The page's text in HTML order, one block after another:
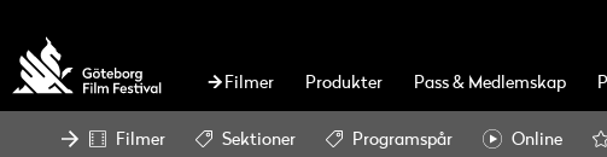
Filmer Produkter Pass & Medlemskap
Filmer Sektioner Programspår Online